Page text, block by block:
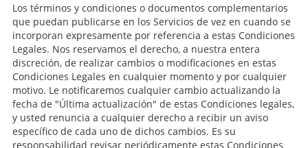
Los términos y condiciones o documentos complementarios
que puedan publicarse en los Servicios de vez en cuando se
incorporan expresamente por referencia a estas Condiciones
Legales. Nos reservamos el derecho, a nuestra entera
discreción, de realizar cambios o modificaciones en estas
Condiciones Legales en cualquier momento y por cualquier
motivo. Le notificaremos cualquier cambio actualizando la
fecha de "Última actualización" de estas Condiciones legales,
y usted renuncia a cualquier derecho a recibir un aviso
específico de cada uno de dichos cambios. Es su
responsabilidad revisar periódicamente estas Condiciones